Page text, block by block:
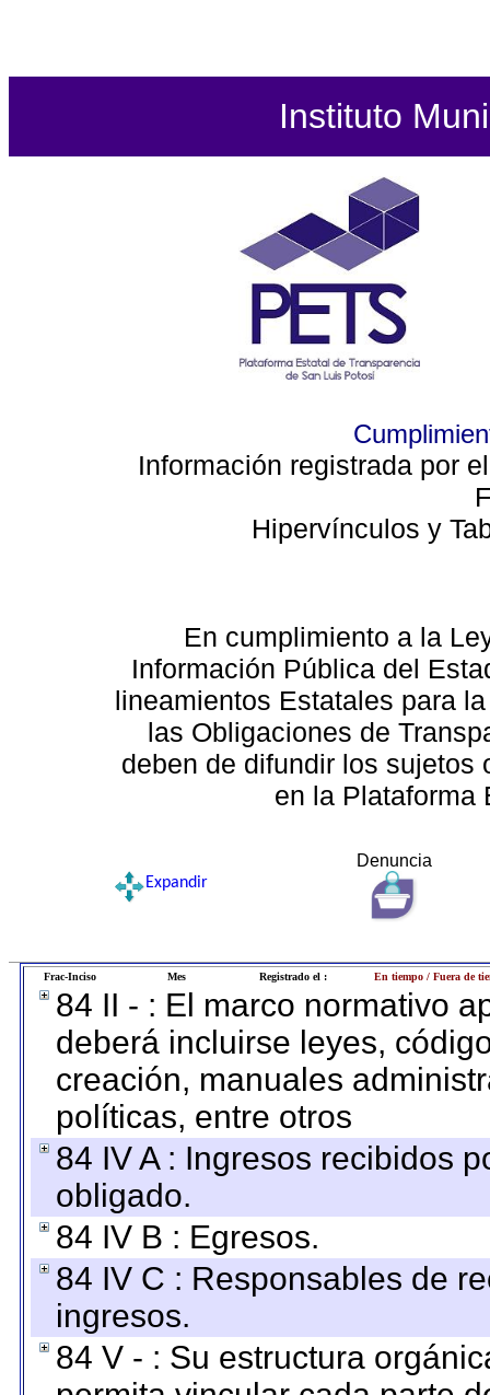
Instituto
Información registrada por
Hipervínculos y
En cumplimiento a la
Información Pública del
lineamientos Estatales para
las Obligaciones de
deben de difundir los sujetos
en la Plataforma
Denuncia
Expandir
Frac-Inciso Mes Registrado el : En tiempo / Fuera de
84 II - : El marco normativo
deberá incluirse leyes,
creación, manuales
políticas, entre otros
84 IV A : Ingresos recibidos
obligado.
84 IV B : Egresos.
84 IV C : Responsables de
ingresos.
84 V - : Su estructura